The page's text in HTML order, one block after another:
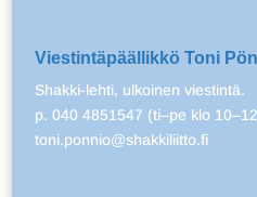
Viestintäpäällikkö Toni
Shakki-lehti, ulkoinen viestintä.
p. 040 4851547 (ti–pe klo
toni.ponnio@shakkiliitto.fi